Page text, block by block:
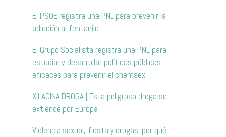
El PSOE registra una PNL para prevenir la
adicción al fentanilo
El Grupo Socialista registra una PNL para
estudiar y desarrollar políticas públicas
eficaces para prevenir el chemsex
XILACINA DROGA | Esta peligrosa droga se
extiende por Europa
Violencia sexual, fiesta y drogas: por qué